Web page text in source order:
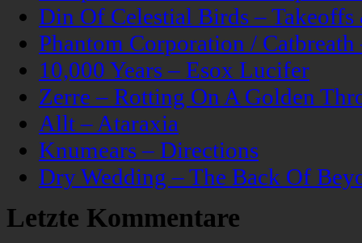
Din Of Celestial Birds –
Phantom Corporation /
10,000 Years – Esox Lucifer
Zerre – Rotting On A Golden
Allt – Ataraxia
Knumears – Directions
Dry Wedding – The Back Of
Letzte Kommentare